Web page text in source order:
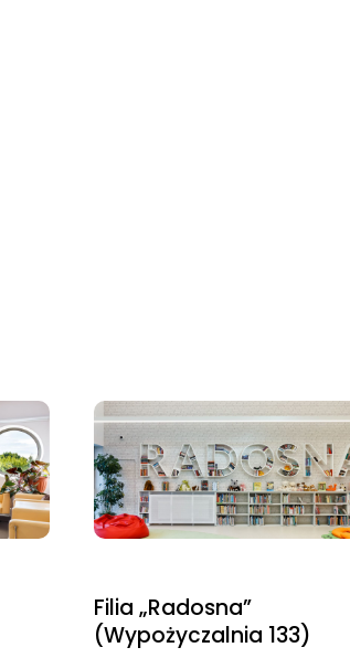
Filia „Radosna”
(Wypożyczalnia 133)